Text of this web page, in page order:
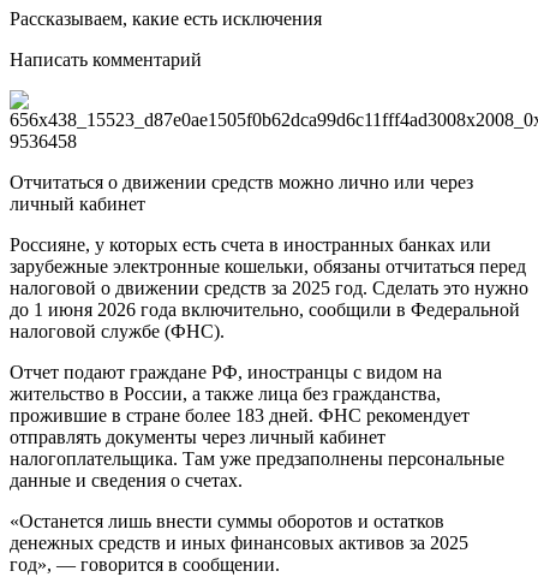
Рассказываем, какие есть исключения
Написать комментарий
Отчитаться о движении средств можно лично или через
личный кабинет
Россияне, у которых есть счета в иностранных банках или
зарубежные электронные кошельки, обязаны отчитаться перед
налоговой о движении средств за 2025 год. Сделать это нужно
до 1 июня 2026 года включительно, сообщили в Федеральной
налоговой службе (ФНС).
Отчет подают граждане РФ, иностранцы с видом на
жительство в России, а также лица без гражданства,
прожившие в стране более 183 дней. ФНС рекомендует
отправлять документы через личный кабинет
налогоплательщика. Там уже предзаполнены персональные
данные и сведения о счетах.
«Останется лишь внести суммы оборотов и остатков
денежных средств и иных финансовых активов за 2025
год», — говорится в сообщении.